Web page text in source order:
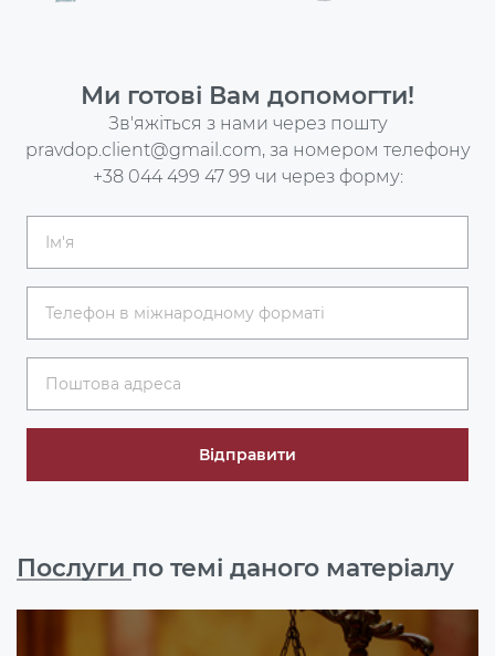
Ми готові Вам допомогти!
Зв'яжіться з нами через пошту
pravdop.client@gmail.com, за номером телефону
+38 044 499 47 99 чи через форму:
Відправити
Послуги по темі даного матеріалу